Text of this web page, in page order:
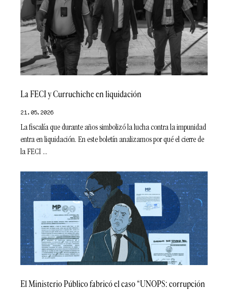
La FECI y Curruchiche en liquidación
21.05.2026
La fiscalía que durante años simbolizó la lucha contra la impunidad
entra en liquidación. En este boletín analizamos por qué el cierre de
la FECI
El Ministerio Público fabricó el caso “UNOPS: corrupción